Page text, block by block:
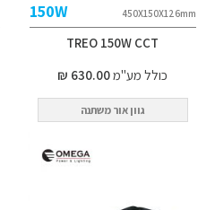
450X150X126mm
150W
TREO 150W CCT
כולל מע"מ630.00 ₪
גוון אור משתנה